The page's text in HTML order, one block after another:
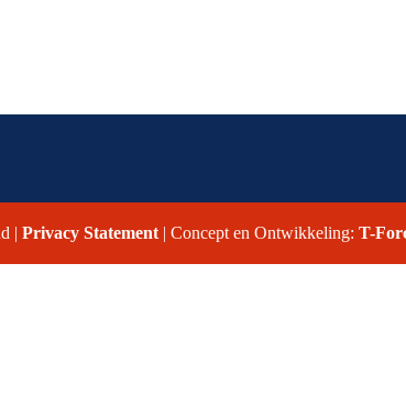
| Privacy Statement | Concept en Ontwikkeling: T-